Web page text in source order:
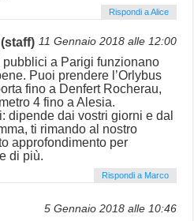
Rispondi a Alice
11 Gennaio 2018 alle 12:00
pubblici a Parigi funzionano
Puoi prendere l’Orlybus
fino a Denfert Rocherau,
4 fino a Alesia.
dipende dai vostri giorni e dal
ti rimando al nostro
approfondimento per
di più.
Rispondi a Marco
5 Gennaio 2018 alle 10:46